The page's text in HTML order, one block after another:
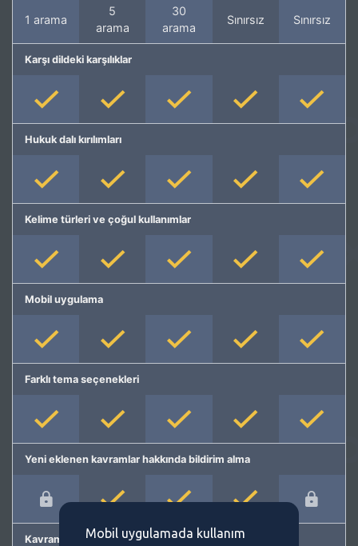
1 arama
5
arama
30
arama
Sınırsız Sınırsız
Karşı dildeki karşılıklar
Hukuk dalı kırılımları
Kelime türleri ve çoğul kullanımlar
Mobil uygulama
Farklı tema seçenekleri
Yeni eklenen kavramlar hakkında bildirim alma
Kavram önermeMobil uygulamada kullanım